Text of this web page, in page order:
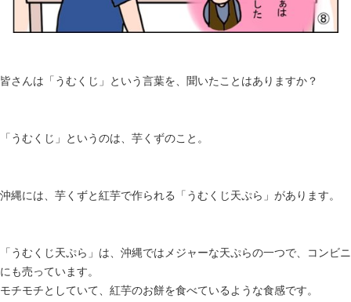
皆さんは「うむくじ」という言葉を、聞いたことはありますか？
「うむくじ」というのは、芋くずのこと。
沖縄には、芋くずと紅芋で作られる「うむくじ天ぷら」 があります。
「うむくじ天ぷら」は、沖縄ではメジャーな天ぷらの一つで、
コンビニ
にも売っています。
モチモチとしていて、紅芋のお餅を食べているような食感です。